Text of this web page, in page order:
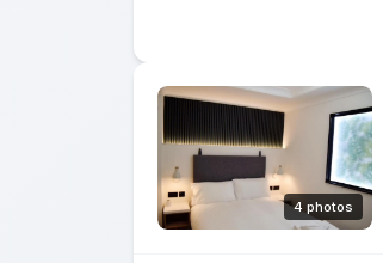
4 photos